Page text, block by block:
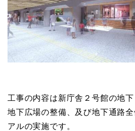
工事の内容は新庁舎２号館の地
地下広場の整備、及び地下通路
アルの実施です。